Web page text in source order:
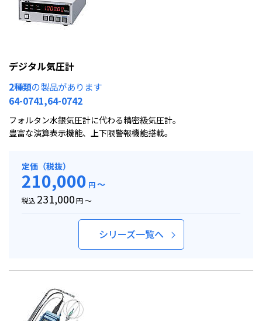
デジタル気圧計
2種類の製品があります
64-0741,64-0742
フォルタン水銀気圧計に代わる精密級気圧計。
豊富な演算表示機能、上下限警報機能搭載。
定価（税抜）
210,000 円～
税込 231,000円 ～
シリーズ一覧へ